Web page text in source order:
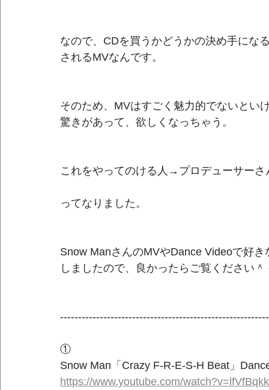
なので、CDを買うかどうかの決め手にな
されるMVなんです。
そのため、MVはすごく魅力的でないとい
驚きがあって、欲しくなっちゃう。
これをやってのける人→プロデューサー
ってなりました。
Snow ManさんのMVやDance Videoで好
しましたので、良かったらご覧ください＾
①
Snow Man「Crazy F-R-E-S-H Beat」
https://www.youtube.com/